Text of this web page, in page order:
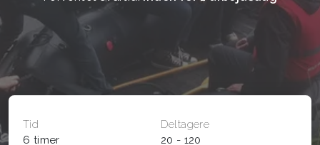
Tid
6 timer
Deltagere
20 - 120